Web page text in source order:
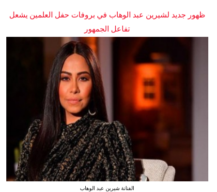
ظهور جديد لشيرين عبد الوهاب في بروفات حفل العلمين يشعل
تفاعل الجمهور
الفنانة شيرين عبد الوهاب